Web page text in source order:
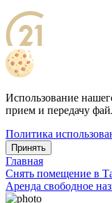
Использование
прием и передачу
Политика
Принять
Главная
Снять помещение в
Аренда свободное